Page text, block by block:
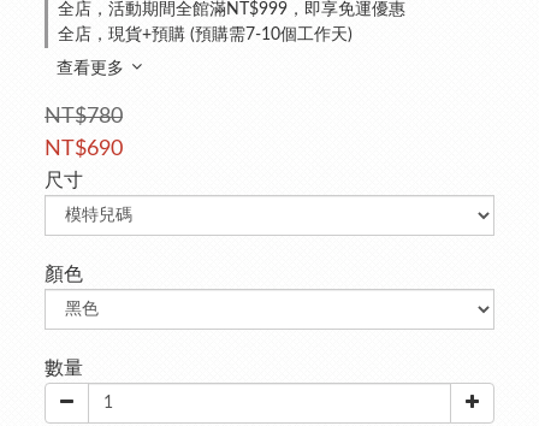
全店，活動期間全館滿NT$999，即享免運優惠
全店，現貨+預購 (預購需7-10個工作天)
查看更多
NT$780
NT$690
尺寸
顏色
數量